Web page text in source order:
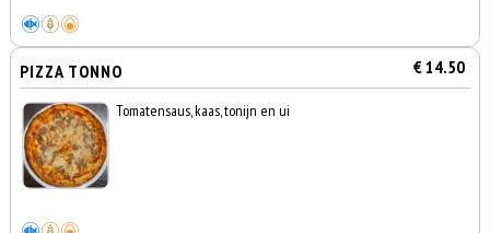
PIZZA TONNO € 14.50
Tomatensaus, kaas, tonijn en ui